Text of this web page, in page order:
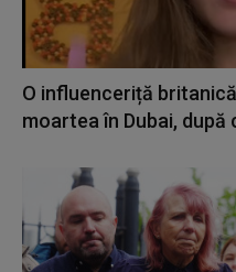
O influenceriță
moartea în Dubai,